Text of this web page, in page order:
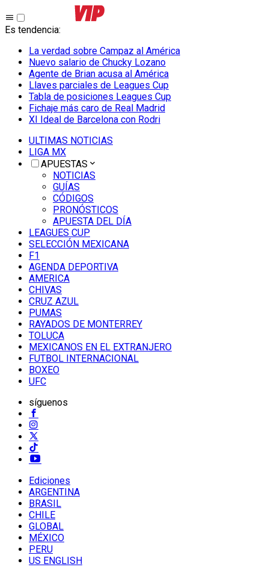
Es tendencia:
La verdad sobre Campaz al América
Nuevo salario de Chucky Lozano
Agente de Brian acusa al América
Llaves parciales de Leagues Cup
Tabla de posiciones Leagues Cup
Fichaje más caro de Real Madrid
XI Ideal de Barcelona con Rodri
ULTIMAS NOTICIAS
LIGA MX
APUESTAS
NOTICIAS
GUÍAS
CÓDIGOS
PRONÓSTICOS
APUESTA DEL DÍA
LEAGUES CUP
SELECCIÓN MEXICANA
F1
AGENDA DEPORTIVA
AMERICA
CHIVAS
CRUZ AZUL
PUMAS
RAYADOS DE MONTERREY
TOLUCA
MEXICANOS EN EL EXTRANJERO
FUTBOL INTERNACIONAL
BOXEO
UFC
síguenos
Ediciones
ARGENTINA
BRASIL
CHILE
GLOBAL
MÉXICO
PERU
US ENGLISH